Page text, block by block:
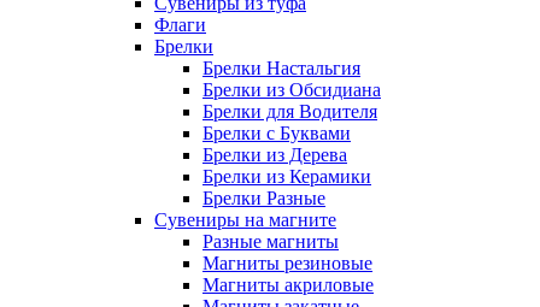
Флаги
Брелки
Брелки Настальгия
Брелки из Обсидиана
Брелки для Водителя
Брелки с Буквами
Брелки из Дерева
Брелки из Керамики
Брелки Разные
Сувениры на магните
Разные магниты
Магниты резиновые
Магниты акриловые